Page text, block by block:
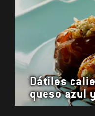
Dátiles
queso azul